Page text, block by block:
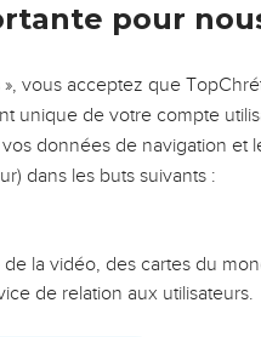
voit
pour
vous acceptez que
unique de votre compte
données de navigation et
dans les buts suivants :
la vidéo, des cartes du
de relation aux utilisateurs.